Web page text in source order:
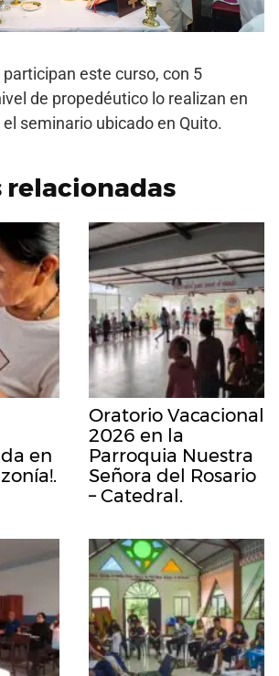
este curso, con 5
de propedéutico lo realizan en
seminario ubicado en Quito.
relacionadas
en
Oratorio Vacacional
2026 en la
Parroquia Nuestra
Señora del Rosario
– Catedral.